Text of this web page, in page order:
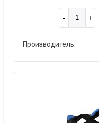
Производитель: